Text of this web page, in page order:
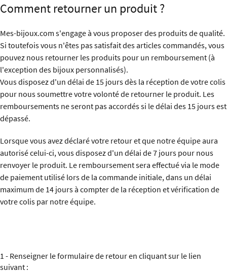
Comment retourner un produit ?
Mes-bijoux.com s'engage à vous proposer des produits de qualité.
Si toutefois vous n'êtes pas satisfait des articles commandés, vous
pouvez nous retourner les produits pour un remboursement (à
l'exception des bijoux personnalisés).
Vous disposez d'un délai de 15 jours dès la réception de votre colis
pour nous soumettre votre volonté de retourner le produit. Les
remboursements ne seront pas accordés si le délai des 15 jours est
dépassé.
Lorsque vous avez déclaré votre retour et que notre équipe aura
autorisé celui-ci, vous disposez d'un délai de 7 jours pour nous
renvoyer le produit. Le remboursement sera effectué via le mode
de paiement utilisé lors de la commande initiale, dans un délai
maximum de 14 jours à compter de la réception et vérification de
votre colis par notre équipe.
1 - Renseigner le formulaire de retour en cliquant sur le lien
suivant :